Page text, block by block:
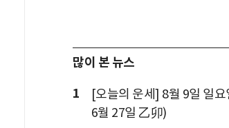
많이 본 뉴스
1
[오늘의 운세] 8월 9일 일요
6월 27일 乙卯)